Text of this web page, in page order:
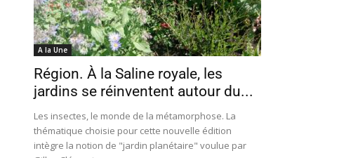
A la Une
Région. À la Saline royale, les
jardins se réinventent autour du...
Les insectes, le monde de la métamorphose. La
thématique choisie pour cette nouvelle édition
intègre la notion de "jardin planétaire" voulue par